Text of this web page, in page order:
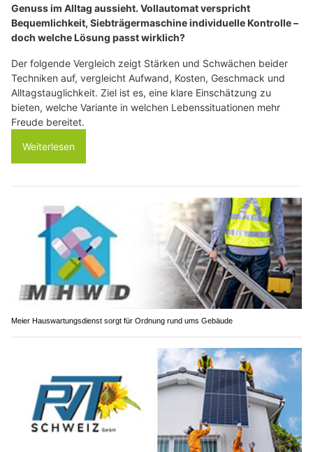
Genuss im Alltag aussieht. Vollautomat verspricht
Bequemlichkeit, Siebträgermaschine individuelle Kontrolle –
doch welche Lösung passt wirklich?
Der folgende Vergleich zeigt Stärken und Schwächen beider
Techniken auf, vergleicht Aufwand, Kosten, Geschmack und
Alltagstauglichkeit. Ziel ist es, eine klare Einschätzung zu
bieten, welche Variante in welchen Lebenssituationen mehr
Freude bereitet.
Weiterlesen
Meier Hauswartungsdienst sorgt für Ordnung rund ums Gebäude